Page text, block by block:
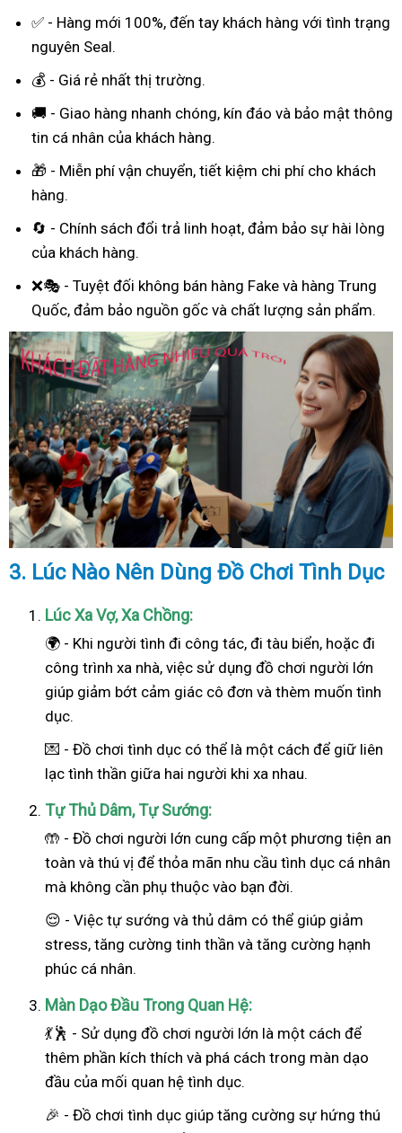
✅ - Hàng mới 100%, đến tay khách hàng với tình trạng
nguyên Seal.
💰 - Giá rẻ nhất thị trường.
🚚 - Giao hàng nhanh chóng, kín đáo và bảo mật thông
tin cá nhân của khách hàng.
🎁 - Miễn phí vận chuyển, tiết kiệm chi phí cho khách
hàng.
🔄 - Chính sách đổi trả linh hoạt, đảm bảo sự hài lòng
của khách hàng.
❌🎭 - Tuyệt đối không bán hàng Fake và hàng Trung
Quốc, đảm bảo nguồn gốc và chất lượng sản phẩm.
3. Lúc Nào Nên Dùng Đồ Chơi Tình Dục
Lúc Xa Vợ, Xa Chồng:
🌍 - Khi người tình đi công tác, đi tàu biển, hoặc đi
công trình xa nhà, việc sử dụng đồ chơi người lớn
giúp giảm bớt cảm giác cô đơn và thèm muốn tình
dục.
💌 - Đồ chơi tình dục có thể là một cách để giữ liên
lạc tình thần giữa hai người khi xa nhau.
Tự Thủ Dâm, Tự Sướng:
🤲 - Đồ chơi người lớn cung cấp một phương tiện an
toàn và thú vị để thỏa mãn nhu cầu tình dục cá nhân
mà không cần phụ thuộc vào bạn đời.
😌 - Việc tự sướng và thủ dâm có thể giúp giảm
stress, tăng cường tinh thần và tăng cường hạnh
phúc cá nhân.
Màn Dạo Đầu Trong Quan Hệ:
💃🕺 - Sử dụng đồ chơi người lớn là một cách để
thêm phần kích thích và phá cách trong màn dạo
đầu của mối quan hệ tình dục.
🎉 - Đồ chơi tình dục giúp tăng cường sự hứng thú